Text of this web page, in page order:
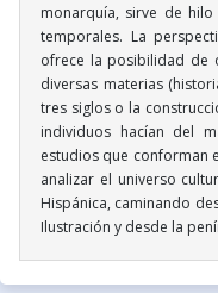
monarquía, sirve de
temporales. La
ofrece la posibilidad de
diversas materias
tres siglos o la
individuos hacían del
estudios que conforman
analizar el universo
Hispánica, caminando
Ilustración y desde la